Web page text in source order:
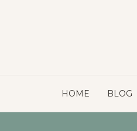
HOME BLOG